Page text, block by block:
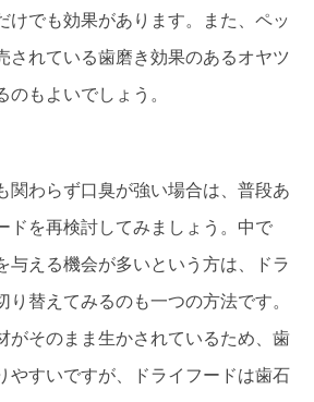
けでも効果があります。また、ペッ
されている歯磨き効果のあるオヤツ
もよいでしょう。
関わらず口臭が強い場合は、普段あ
ドを再検討してみましょう。中で
与える機会が多いという方は、ドラ
り替えてみるのも一つの方法です。
がそのまま生かされているため、歯
やすいですが、ドライフードは歯石